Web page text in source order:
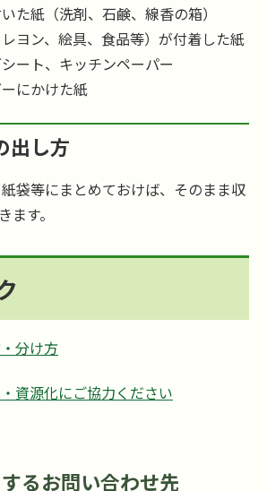
た紙（洗剤、石鹸、線香の箱）
ヨン、絵具、食品等）が付着した紙
ート、キッチンペーパー
にかけた紙
出し方
袋等にまとめておけば、そのまま収
ます。
分け方
資源化にご協力ください
るお問い合わせ先